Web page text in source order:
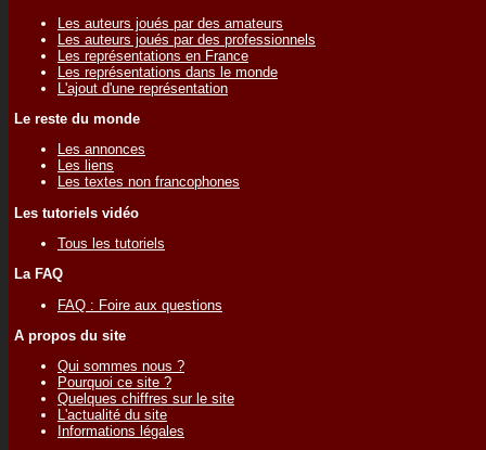
Les auteurs joués par des amateurs
Les auteurs joués par des professionnels
Les représentations en France
Les représentations dans le monde
L'ajout d'une représentation
Le reste du monde
Les annonces
Les liens
Les textes non francophones
Les tutoriels vidéo
Tous les tutoriels
La FAQ
FAQ : Foire aux questions
A propos du site
Qui sommes nous ?
Pourquoi ce site ?
Quelques chiffres sur le site
L'actualité du site
Informations légales